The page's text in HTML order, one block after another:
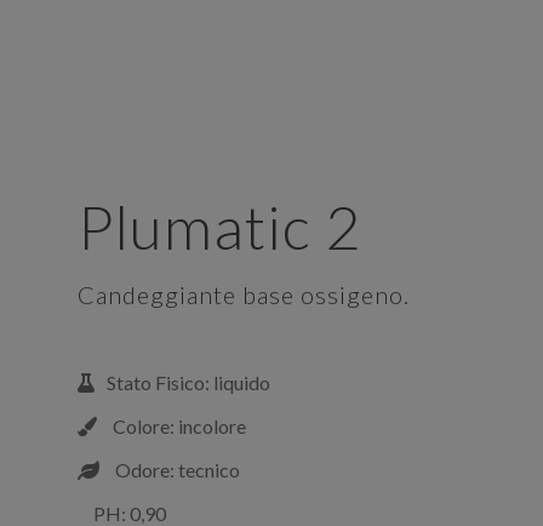
Plumatic 2
Candeggiante base ossigeno.
Stato Fisico: liquido
Colore: incolore
Odore: tecnico
PH: 0,90